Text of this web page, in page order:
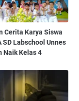
Cerita Karya Siswa
SD Labschool Unnes
Naik Kelas 4